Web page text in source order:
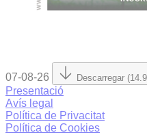
07-08-26 Descarregar
Presentació
Avís legal
Política de Privacitat
Política de Cookies